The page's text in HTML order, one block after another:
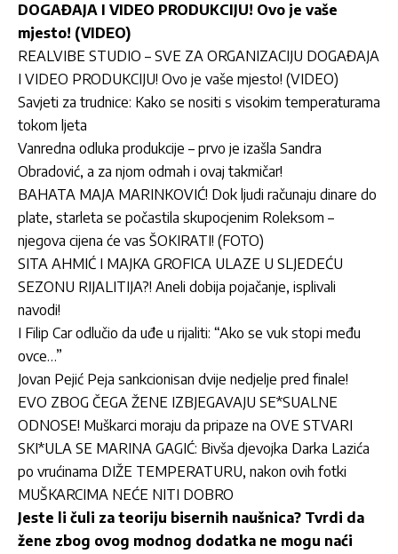
DOGAĐAJA I VIDEO PRODUKCIJU! Ovo je vaše
mjesto! (VIDEO)
REALVIBE STUDIO – SVE ZA ORGANIZACIJU DOGAĐAJA
I VIDEO PRODUKCIJU! Ovo je vaše mjesto! (VIDEO)
Savjeti za trudnice: Kako se nositi s visokim temperaturama
tokom ljeta
Vanredna odluka produkcije – prvo je izašla Sandra
Obradović, a za njom odmah i ovaj takmičar!
BAHATA MAJA MARINKOVIĆ! Dok ljudi računaju dinare do
plate, starleta se počastila skupocjenim Roleksom –
njegova cijena će vas ŠOKIRATI! (FOTO)
SITA AHMIĆ I MAJKA GROFICA ULAZE U SLJEDEĆU
SEZONU RIJALITIJA?! Aneli dobija pojačanje, isplivali
navodi!
I Filip Car odlučio da uđe u rijaliti: “Ako se vuk stopi među
ovce…”
Jovan Pejić Peja sankcionisan dvije nedjelje pred finale!
EVO ZBOG ČEGA ŽENE IZBJEGAVAJU SE*SUALNE
ODNOSE! Muškarci moraju da pripaze na OVE STVARI
SKI*ULA SE MARINA GAGIĆ: Bivša djevojka Darka Lazića
po vrućinama DIŽE TEMPERATURU, nakon ovih fotki
MUŠKARCIMA NEĆE NITI DOBRO
Jeste li čuli za teoriju bisernih naušnica? Tvrdi da
žene zbog ovog modnog dodatka ne mogu naći